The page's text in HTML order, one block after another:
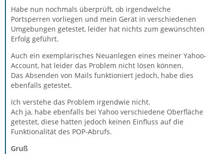
Habe nun nochmals überprüft, ob irgendwelche
Portsperren vorliegen und mein Gerät in verschiedenen
Umgebungen getestet, leider hat nichts zum gewünschten
Erfolg geführt.
Auch ein exemplarisches Neuanlegen eines meiner Yahoo-
Account, hat leider das Problem nicht lösen können.
Das Absenden von Mails funktioniert jedoch, habe dies
ebenfalls getestet.
Ich verstehe das Problem irgendwie nicht.
Ach ja, habe ebenfalls bei Yahoo verschiedene Oberfläche
getestet, diese hatten jedoch keinen Einfluss auf die
Funktionalität des POP-Abrufs.
Gruß